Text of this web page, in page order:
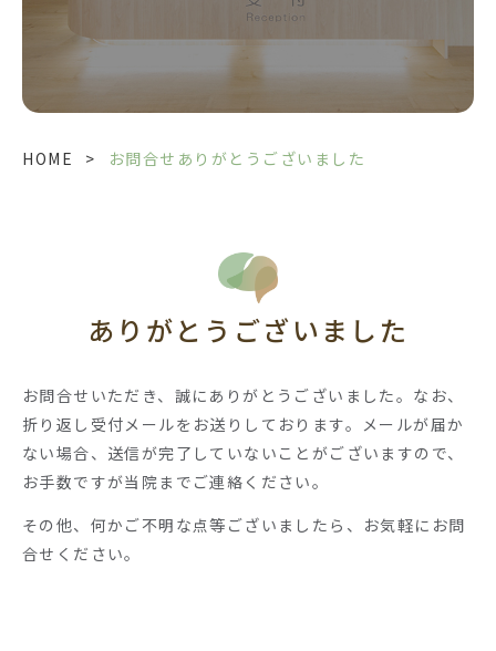
HOME > お問合せありがとうございました
ありがとうございました
お問合せいただき、誠にありがとうございました。なお、
折り返し受付メールをお送りしております。メールが届か
ない場合、送信が完了していないことがございますので、
お手数ですが当院までご連絡ください。
その他、何かご不明な点等ございましたら、お気軽にお問
合せください。